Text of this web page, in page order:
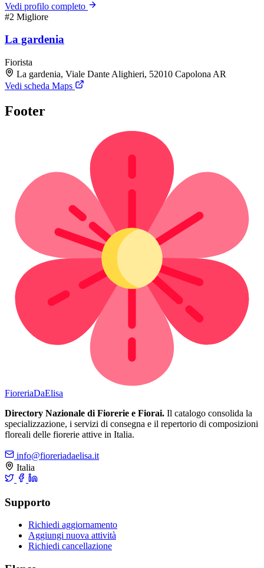
Vedi profilo completo
#2 Migliore
La gardenia
Fiorista
La gardenia, Viale Dante Alighieri, 52010 Capolona AR
Vedi scheda Maps
Footer
FioreriaDaElisa
Directory Nazionale di Fiorerie e Fiorai. Il catalogo consolida la
specializzazione, i servizi di consegna e il repertorio di composizioni
floreali delle fiorerie attive in Italia.
info@fioreriadaelisa.it
Italia
Supporto
Richiedi aggiornamento
Aggiungi nuova attività
Richiedi cancellazione